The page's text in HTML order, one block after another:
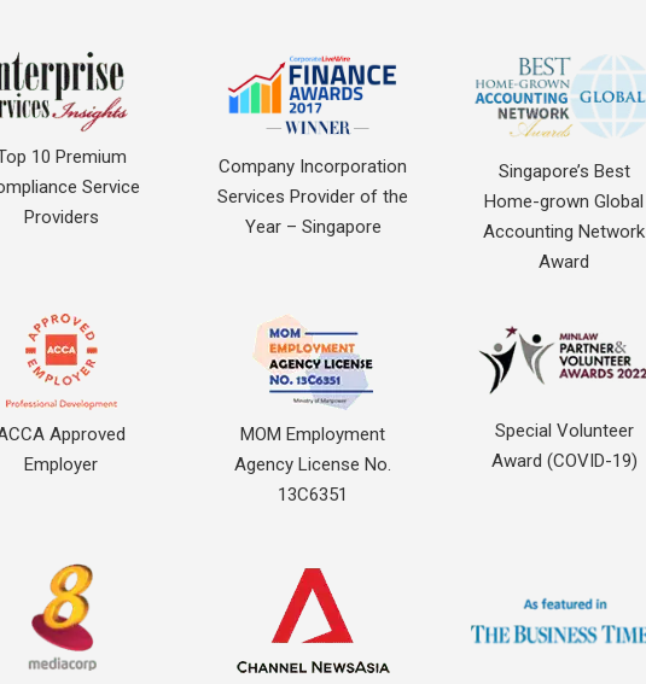
10 Premium
Service
Providers
Company Incorporation
Services Provider of the
Year – Singapore
Singapore’s Best
Home-grown Global
Accounting Network
Award
Approved
Employer
MOM Employment
Agency License No.
13C6351
Special Volunteer
Award (COVID-19)